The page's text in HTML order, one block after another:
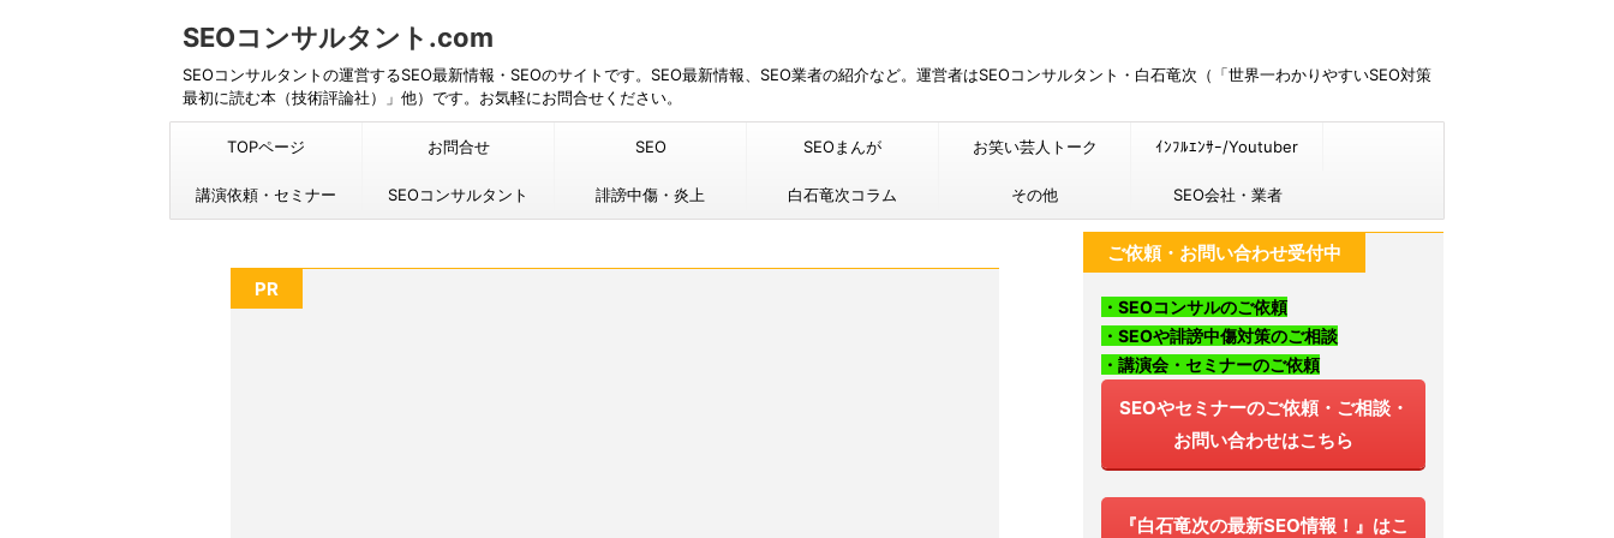
SEOコンサルタント.com
SEOコンサルタントの運営するSEO最新情報・SEOのサイトです。SEO最新情報、SEO業者の紹介など。運営者はSEOコンサルタント・白石竜次（「世界一わかりやすいSEO対策
最初に読む本（技術評論社）」他）です。お気軽にお問合せください。
TOPページ お問合せ SEO SEOまんが お笑い芸人トーク ｲﾝﾌﾙｴﾝｻｰ/Youtuber
講演依頼・セミナー SEOコンサルタント 誹謗中傷・炎上 白石竜次コラム その他 SEO会社・業者
PR
ご依頼・お問い合わせ受付中
・SEOコンサルのご依頼
・SEOや誹謗中傷対策のご相談
・講演会・セミナーのご依頼
SEOやセミナーのご依頼・ご相談・
お問い合わせはこちら
『白石竜次の最新SEO情報！』はこ